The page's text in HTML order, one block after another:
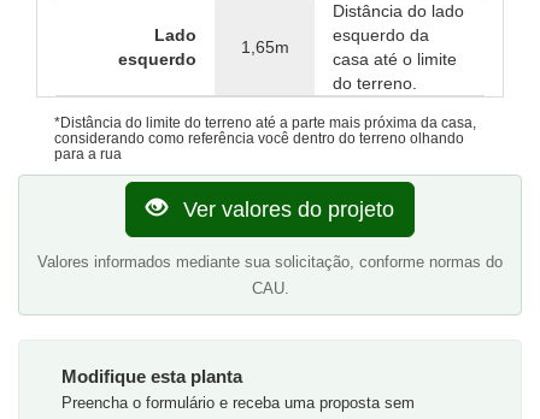
Lado
esquerdo
1,65m
Distância do lado
esquerdo da
casa até o limite
do terreno.
*Distância do limite do terreno até a parte mais próxima da casa,
considerando como referência você dentro do terreno olhando
para a rua
Ver valores do projeto
Valores informados mediante sua solicitação, conforme normas do
CAU.
Modifique esta planta
Preencha o formulário e receba uma proposta sem